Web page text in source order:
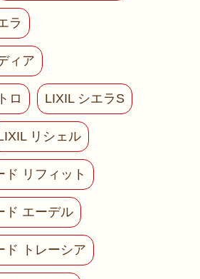
ラ
ィア
ロ LIXIL シエラS
リシェル
ド リフィット
ド エーデル
ド トレーシア